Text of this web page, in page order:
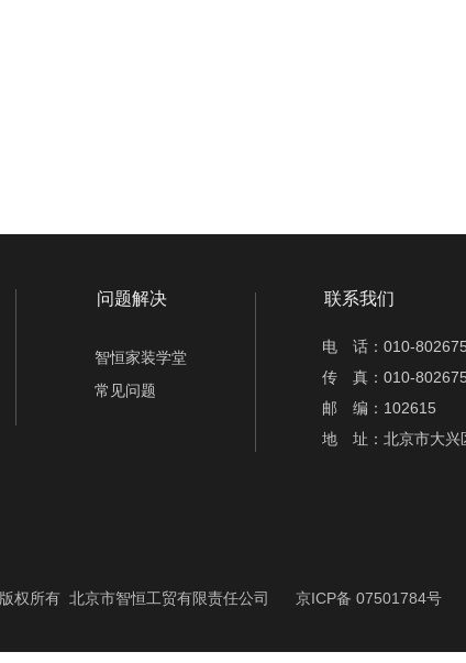
问题解决 联系我们
版权所有 北京市智恒工贸有限责任公司 京ICP备 07501784号
智恒家装学堂
常见问题
电 话：010-
传 真：010-
邮 编：102615
地 址：北京市大兴